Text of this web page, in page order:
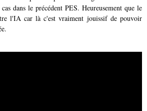
dans le précédent PES. Heureusement que le
l'IA car là c'est vraiment jouissif de pouvoir